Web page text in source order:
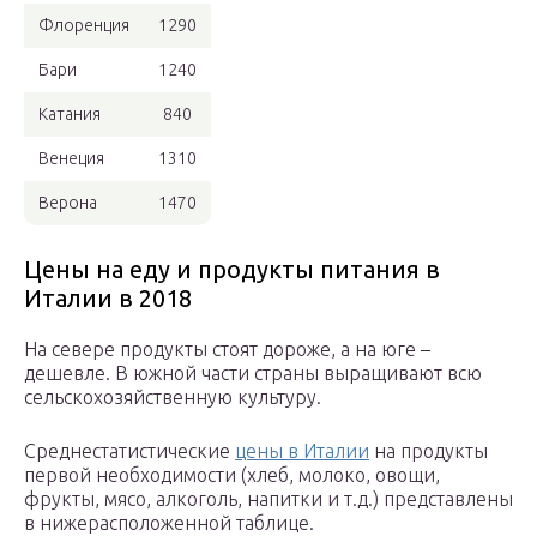
Флоренция 1290
Бари 1240
Катания 840
Венеция 1310
Верона 1470
Цены на еду и продукты питания в
Италии в 2018
На севере продукты стоят дороже, а на юге –
дешевле. В южной части страны выращивают всю
сельскохозяйственную культуру.
Среднестатистические цены в Италии на продукты
первой необходимости (хлеб, молоко, овощи,
фрукты, мясо, алкоголь, напитки и т.д.) представлены
в нижерасположенной таблице.